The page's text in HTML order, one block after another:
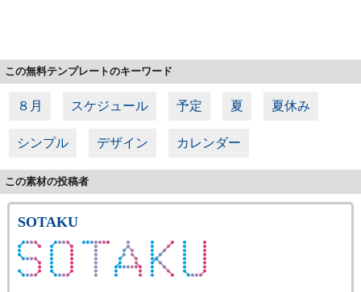
この無料テンプレートのキーワード
８月 スケジュール 予定 夏 夏休み
シンプル デザイン カレンダー
この素材の投稿者
SOTAKU